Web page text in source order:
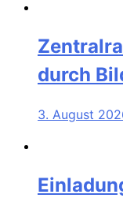
durch
3. August